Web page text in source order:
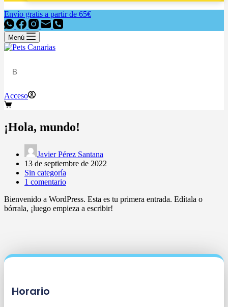
Envío gratis a partir de 65€
Menú
Acceso
¡Hola, mundo!
Javier Pérez Santana
13 de septiembre de 2022
Sin categoría
1 comentario
Bienvenido a WordPress. Esta es tu primera entrada. Edítala o
bórrala, ¡luego empieza a escribir!
Horario